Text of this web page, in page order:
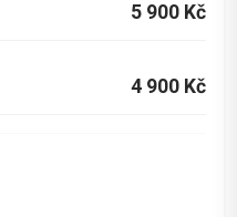
5 900 Kč
4 900 Kč